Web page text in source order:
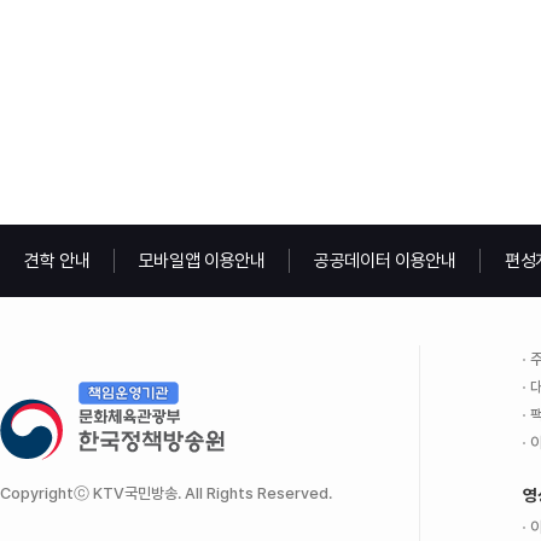
견학 안내 모바일앱 이용안내 공공데이터 이용안내 편성
Copyrightⓒ KTV국민방송. All Rights Reserved. 영